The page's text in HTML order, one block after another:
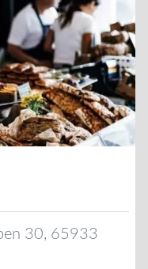
30, 65933